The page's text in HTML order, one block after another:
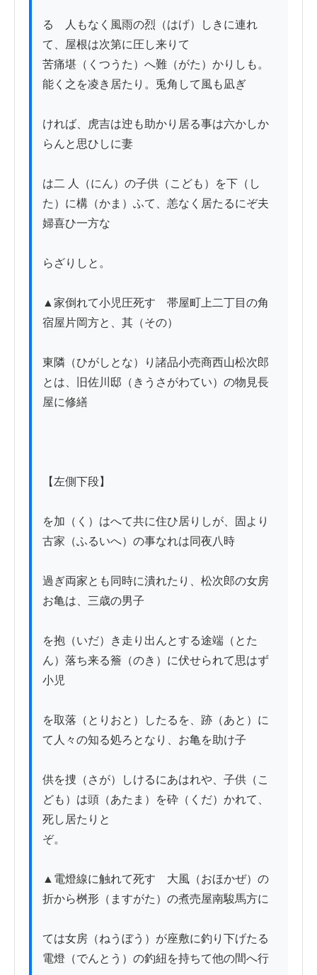
るゝ人もなく風雨の烈（はげ）しきに連れ
て、屋根は次第に圧し来りて
苦痛堪（くつうた）へ難（がた）かりしも。
能く之を凌き居たり。兎角して風も凪ぎ
ければ、虎吉は迚も助かり居る事は六かしか
らんと思ひしに妻
は二 人（にん）の子供（こども）を下（し
た）に構（かま）ふて、恙なく居たるにぞ夫
婦喜ひ一方な
らざりしと。
▲家倒れて小児圧死す　帯屋町上二丁目の角
宿屋片岡方と、其（その）
東隣（ひがしとな）り諸品小売商西山松次郎
とは、旧佐川邸（きうさがわてい）の物見長
屋に修繕
【左側下段】
を加（く）はへて共に住ひ居りしが、固より
古家（ふるいへ）の事なれは同夜八時
過ぎ両家とも同時に潰れたり、松次郎の女房
お亀は、三歳の男子
を抱（いだ）き走り出んとする途端（とた
ん）落ち来る簷（のき）に伏せられて思はず
小児
を取落（とりおと）したるを、跡（あと）に
て人々の知る処ろとなり、お亀を助け子
供を捜（さが）しけるにあはれや、子供（こ
ども）は頭（あたま）を砕（くだ）かれて、
死し居たりと
ぞ。
▲電燈線に触れて死す　大風（おほかぜ）の
折から桝形（ますがた）の煮売屋南駿馬方に
ては女房（ねうぼう）が座敷に釣り下げたる
電燈（でんとう）の釣紐を持ちて他の間へ行